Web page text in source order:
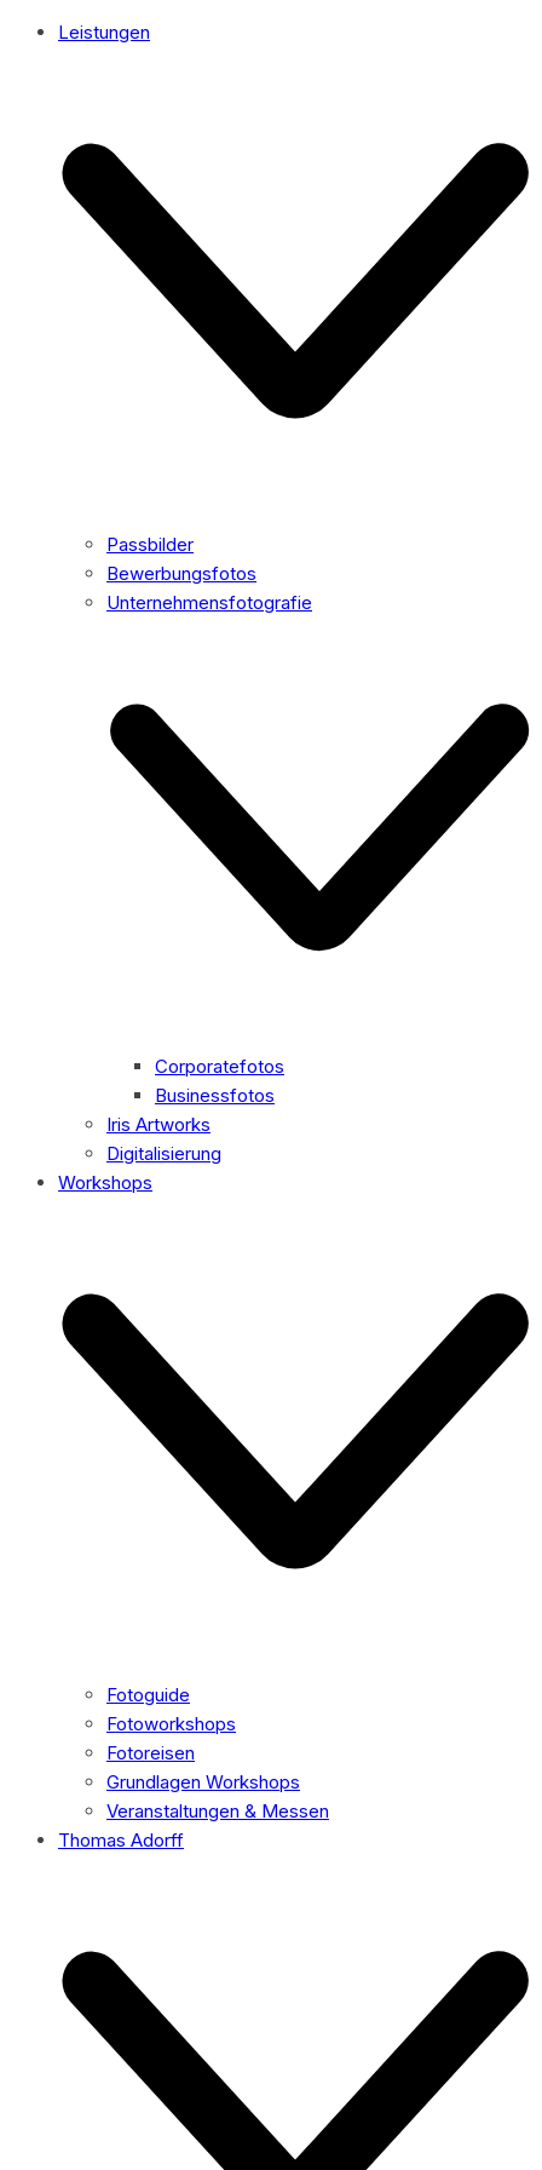
Leistungen
Passbilder
Bewerbungsfotos
Unternehmensfotografie
Corporatefotos
Businessfotos
Iris Artworks
Digitalisierung
Workshops
Fotoguide
Fotoworkshops
Fotoreisen
Grundlagen Workshops
Veranstaltungen & Messen
Thomas Adorff